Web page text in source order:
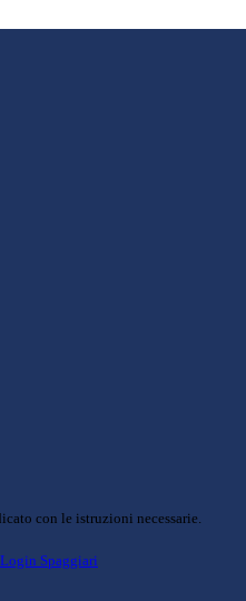
con le istruzioni necessarie.
Login Spaggiari